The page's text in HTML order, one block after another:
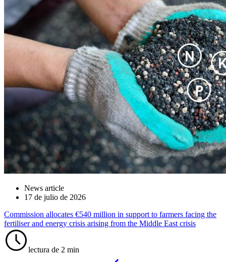
News article
17 de julio de 2026
Commission allocates €540 million in support to farmers facing the
fertiliser and energy crisis arising from the Middle East crisis
lectura de 2 min